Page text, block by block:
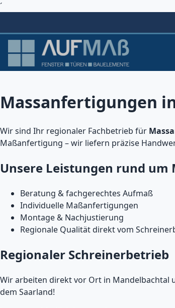
´
Massanfertigungen
Wir sind Ihr regionaler Fachbetrieb für
Maßanfertigung – wir liefern präzise
Unsere Leistungen rund
Beratung & fachgerechtes Aufmaß
Individuelle Maßanfertigungen
Montage & Nachjustierung
Regionale Qualität direkt vom
Regionaler Schreinerbetrieb
Wir arbeiten direkt vor Ort in Mandelbachtal
dem Saarland!